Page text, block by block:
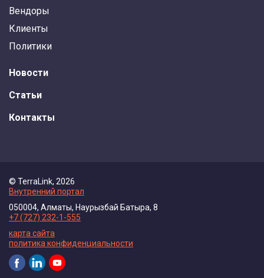
Вендоры
Клиенты
Политики
Новости
Статьи
Контакты
© TerraLink, 2026
Внутренний портал
050004, Алматы, Наурызбай Батыра, 8
+7 (727) 232-1-555
карта сайта
политика конфиденциальности